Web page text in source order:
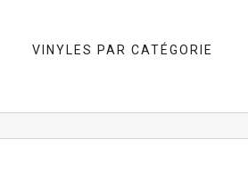
VINYLES PAR CATÉGORIE